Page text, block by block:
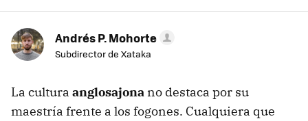
Andrés P. Mohorte
Subdirector de Xataka
La cultura anglosajona no destaca por su
maestría frente a los fogones. Cualquiera que